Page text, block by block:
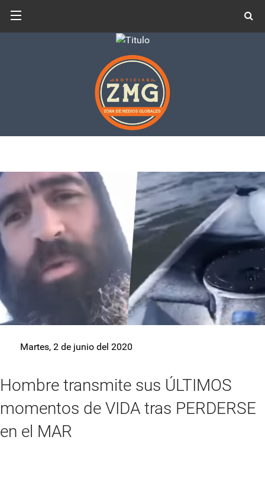
Martes, 2 de junio del 2020
Hombre transmite sus ÚLTIMOS
momentos de VIDA tras PERDERSE
en el MAR